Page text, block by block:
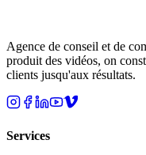
Agence de conseil et de
produit des vidéos, on
clients jusqu'aux résultats.
Services